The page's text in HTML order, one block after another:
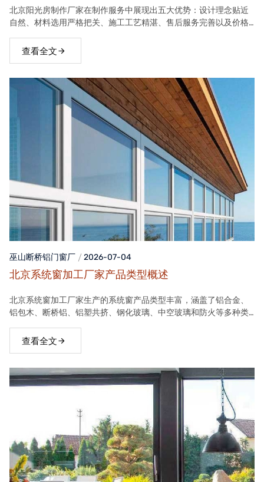
北京阳光房制作厂家在制作服务中展现出五大优势：设计理念贴近
自然、材料选用严格把关、施工工艺精湛、售后服务完善以及价格
查看全文
巫山断桥铝门窗厂 2026-07-04
北京系统窗加工厂家产品类型概述
北京系统窗加工厂家生产的系统窗产品类型丰富，涵盖了铝合金、
铝包木、断桥铝、铝塑共挤、钢化玻璃、中空玻璃和防火等多种类
满足不同客户的需求。
查看全文